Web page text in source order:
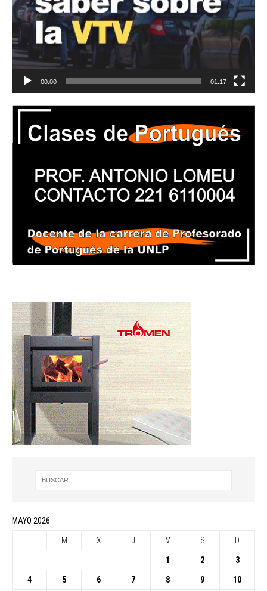
00:00 01:17
MAYO 2026
L M X J V S D
1 2 3
4 5 6 7 8 9 10